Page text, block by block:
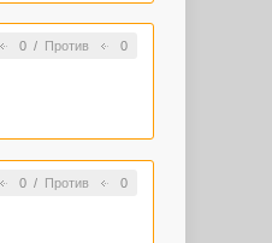
0/ Против 0
0/ Против 0